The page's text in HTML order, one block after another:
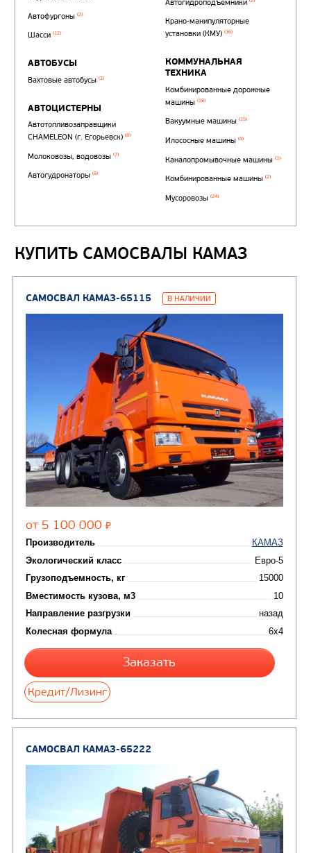
ГРУЗОВЫЕ АВТОМОБИЛИ
Бортовые автомобили(9)
Самосвалы(8)
Седельные тягачи(8)
Автофургоны (2)
Шасси (12)
АВТОБУСЫ
Вахтовые автобусы(3)
АВТОЦИСТЕРНЫ
Автотопливозаправщики
CHAMELEON (г. Егорьевск)
Молоковозы, водовозы (7)
Автогудронаторы
Автоцистерны для
сжиженного
газа
ПОДЪЕМНО-
ТРАНСПОРТНАЯ
Автокраны
Крано-
установки (КМУ)(36)
КОММУНАЛЬНАЯ
ТЕХНИКА
Вакуумные машины
Илососные машины
Комбинированные
(24)
КУПИТЬ САМОСВАЛЫ КАМАЗ
САМОСВАЛ КАМАЗ-65115 В НАЛИЧИИ